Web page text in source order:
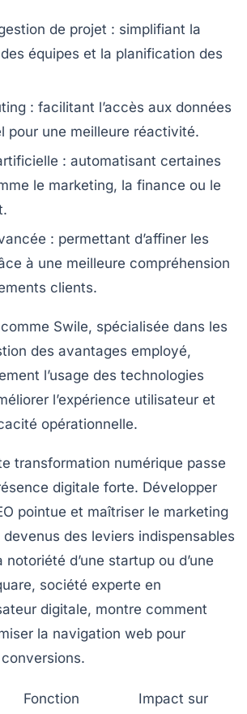
de projet : simplifiant la
équipes et la planification des
: facilitant l’accès aux données
pour une meilleure réactivité.
: automatisant certaines
le marketing, la finance ou le
: permettant d’affiner les
à une meilleure compréhension
clients.
Swile, spécialisée dans les
des avantages employé,
l’usage des technologies
l’expérience utilisateur et
opérationnelle.
transformation numérique passe
digitale forte. Développer
pointue et maîtriser le marketing
devenus des leviers indispensables
d’une startup ou d’une
société experte en
digitale, montre comment
la navigation web pour
Fonction Impact sur